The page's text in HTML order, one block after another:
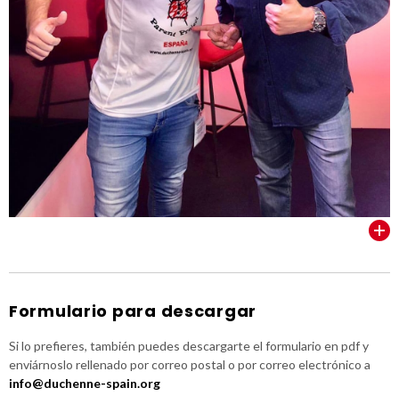
Formulario para descargar
Si lo prefieres, también puedes descargarte el formulario en pdf y
enviárnoslo rellenado por correo postal o por correo electrónico a
info@duchenne-spain.org